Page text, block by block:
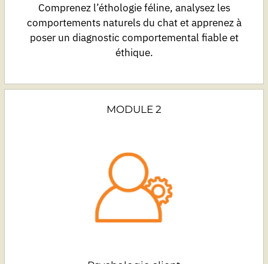
Comprenez l’éthologie féline, analysez les
comportements naturels du chat et apprenez à
poser un diagnostic comportemental fiable et
éthique.
MODULE 2